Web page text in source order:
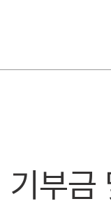
부금